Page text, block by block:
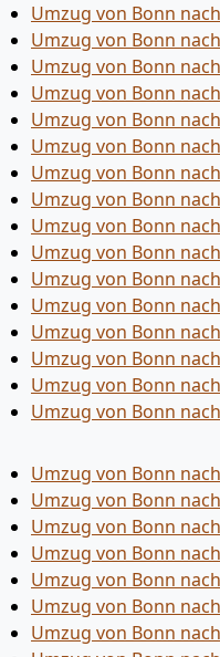
Umzug von Bonn
Umzug von Bonn
Umzug von Bonn
Umzug von Bonn
Umzug von Bonn
Umzug von Bonn
Umzug von Bonn
Umzug von Bonn
Umzug von Bonn
Umzug von Bonn
Umzug von Bonn
Umzug von Bonn
Umzug von Bonn
Umzug von Bonn
Umzug von Bonn
Umzug von Bonn
Umzug von Bonn
Umzug von Bonn
Umzug von Bonn
Umzug von Bonn
Umzug von Bonn
Umzug von Bonn
Umzug von Bonn